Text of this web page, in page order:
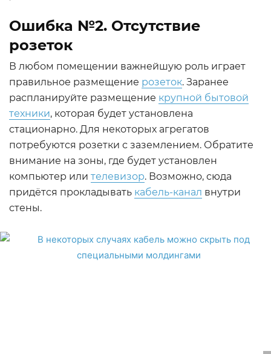
Ошибка №2. Отсутствие
розеток
В любом помещении важнейшую роль играет
правильное размещение розеток. Заранее
распланируйте размещение крупной бытовой
техники, которая будет установлена
стационарно. Для некоторых агрегатов
потребуются розетки с заземлением. Обратите
внимание на зоны, где будет установлен
компьютер или телевизор. Возможно, сюда
придётся прокладывать кабель-канал внутри
стены.